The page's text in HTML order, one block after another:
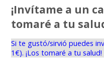
¡Invítame a un
tomaré a tu
Si te gustó/sirvió puedes
1€). ¡Los tomaré a tu salud!